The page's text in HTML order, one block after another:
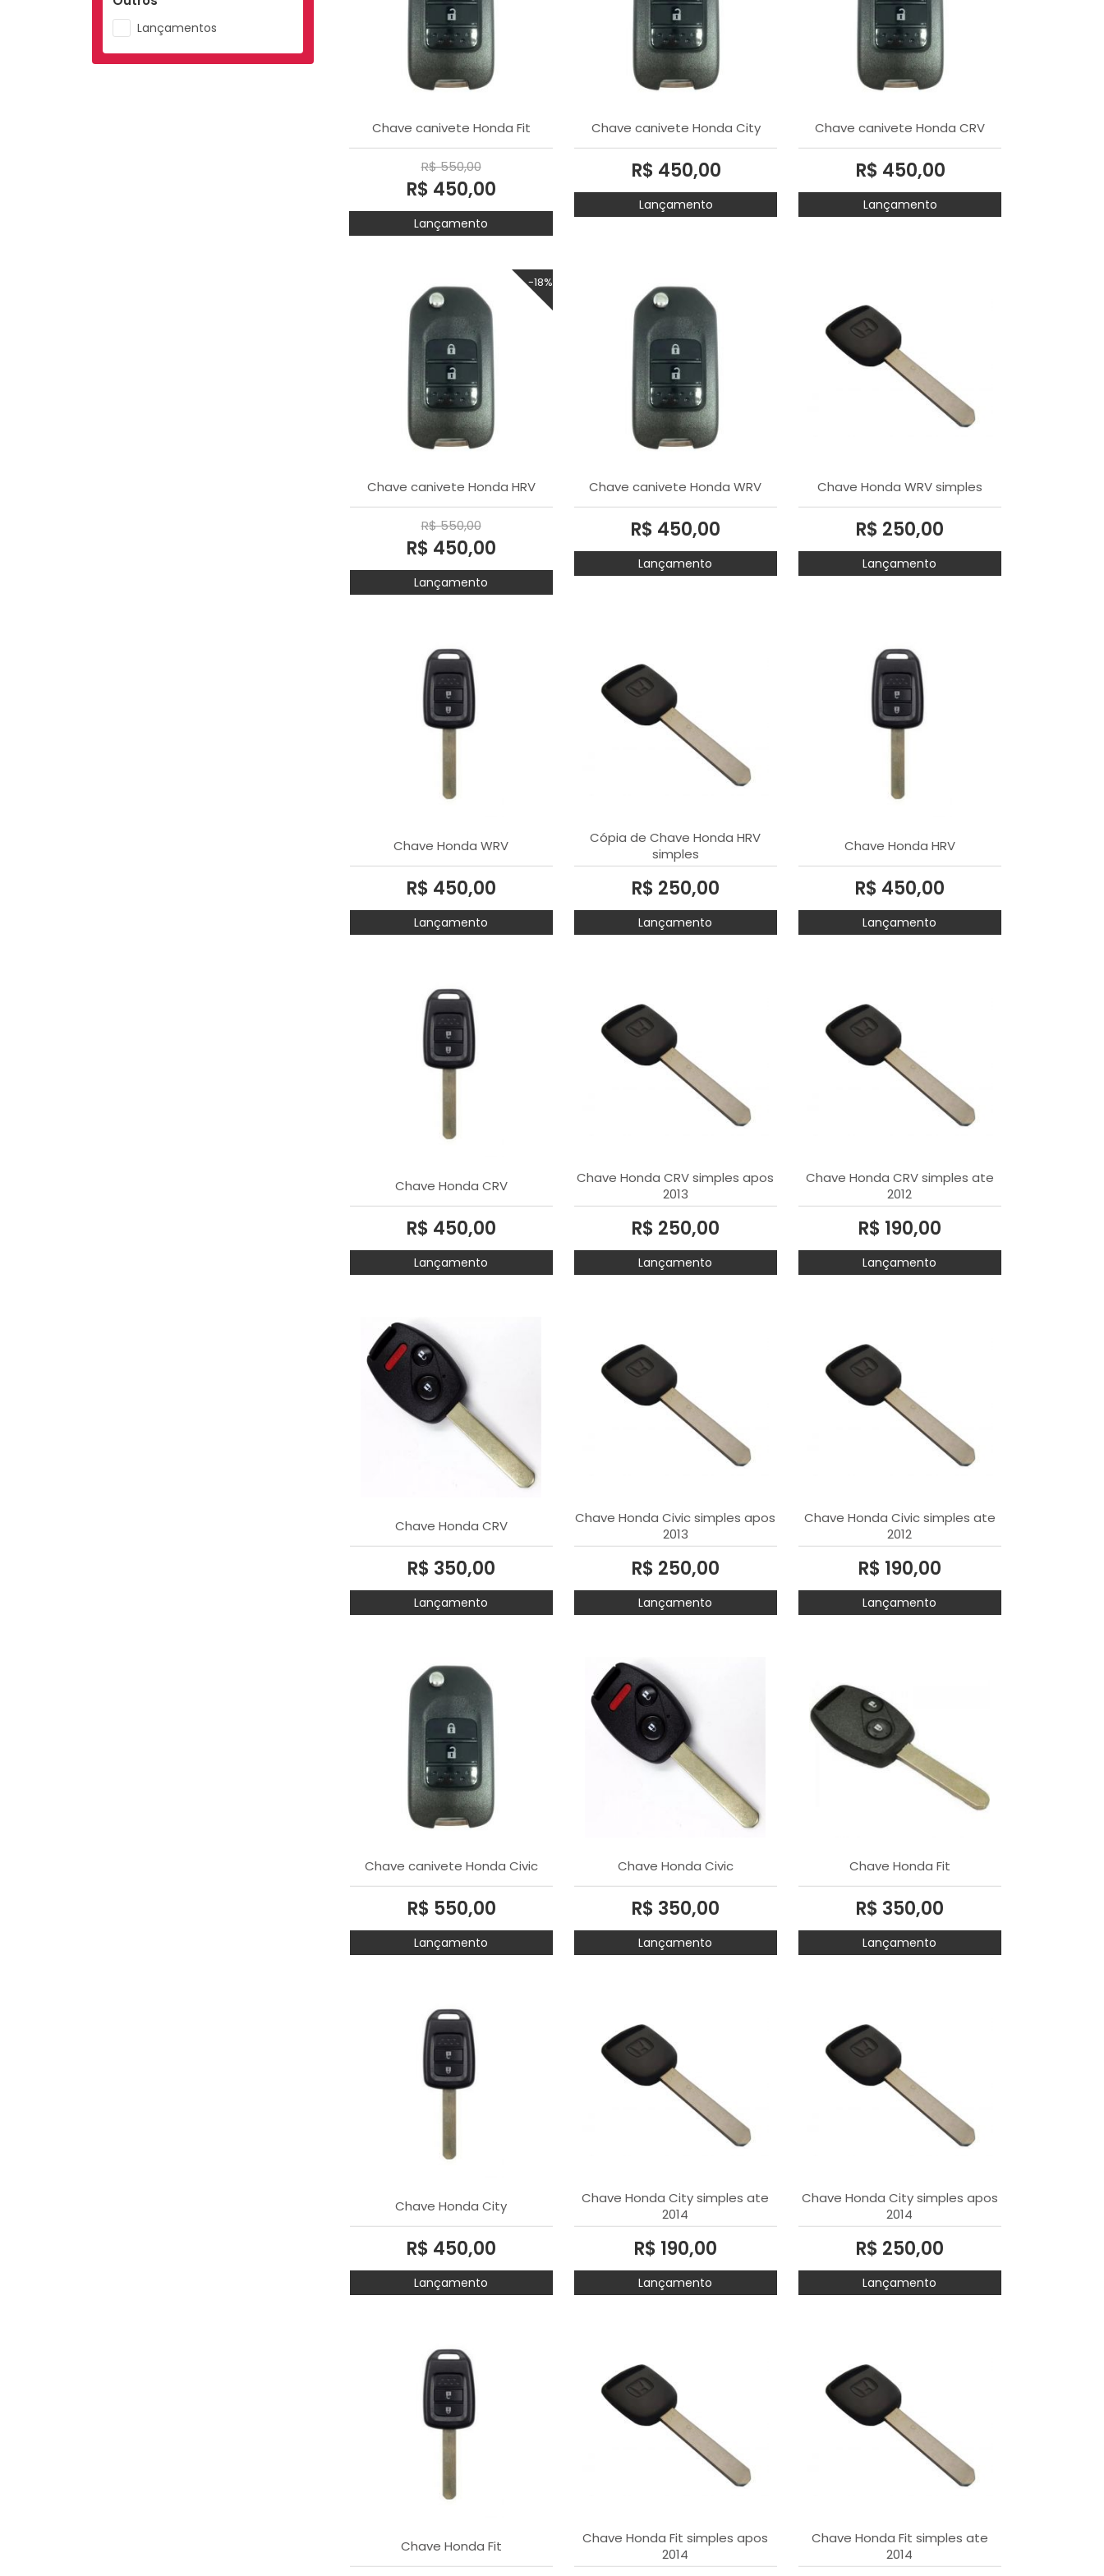
MAIOR PREÇO
A - Z
Lançamentos
Chave canivete Honda Fit
R$ 550,00
R$ 450,00
Lançamento
Chave canivete Honda City
R$ 450,00
Lançamento
Chave canivete Honda CRV
R$ 450,00
Lançamento
-18%
Chave canivete Honda HRV
R$ 550,00
R$ 450,00
Lançamento
Chave canivete Honda WRV
R$ 450,00
Lançamento
Chave Honda WRV simples
R$ 250,00
Lançamento
Chave Honda WRV
R$ 450,00
Lançamento
Cópia de Chave Honda HRV
simples
R$ 250,00
Lançamento
Chave Honda HRV
R$ 450,00
Lançamento
Chave Honda CRV
R$ 450,00
Lançamento
Chave Honda CRV simples apos
2013
R$ 250,00
Lançamento
Chave Honda CRV simples ate
2012
R$ 190,00
Lançamento
Chave Honda CRV
R$ 350,00
Lançamento
Chave Honda Civic simples apos
2013
R$ 250,00
Lançamento
Chave Honda Civic simples ate
2012
R$ 190,00
Lançamento
Chave canivete Honda Civic
R$ 550,00
Lançamento
Chave Honda Civic
R$ 350,00
Lançamento
Chave Honda Fit
R$ 350,00
Lançamento
Chave Honda City
R$ 450,00
Lançamento
Chave Honda City simples ate
2014
R$ 190,00
Lançamento
Chave Honda City simples apos
2014
R$ 250,00
Lançamento
Chave Honda Fit
Chave Honda Fit simples apos
2014
Chave Honda Fit simples ate
2014